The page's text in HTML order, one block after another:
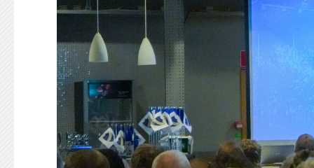
KONTAKT
125-IFKARE